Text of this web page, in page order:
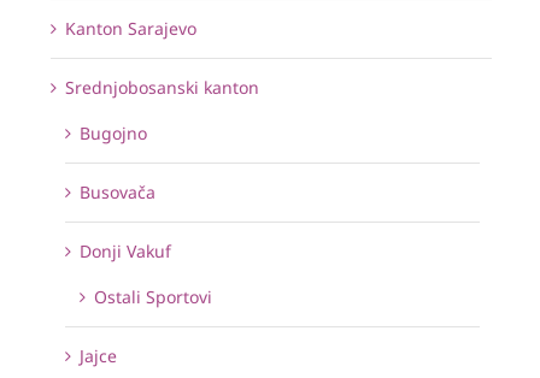
Kanton Sarajevo
Srednjobosanski kanton
Bugojno
Busovača
Donji Vakuf
Ostali Sportovi
Jajce